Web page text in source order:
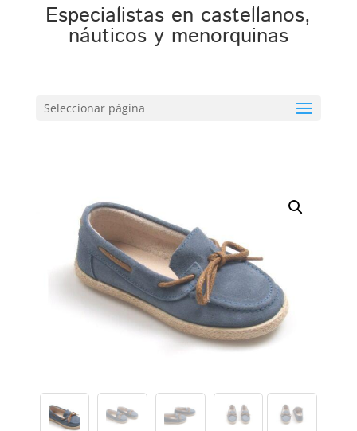
Especialistas en castellanos,
náuticos y menorquinas
Seleccionar página